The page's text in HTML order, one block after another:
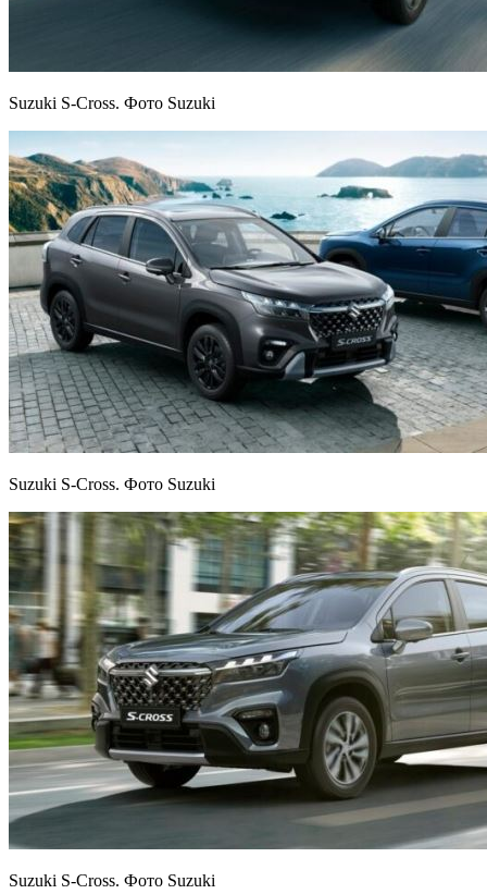
Suzuki S-Cross. Фото Suzuki
Suzuki S-Cross. Фото Suzuki
Suzuki S-Cross. Фото Suzuki